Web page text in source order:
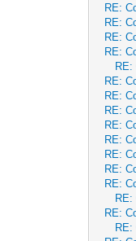
RE:
RE:
RE:
RE:
RE:
RE:
RE:
RE:
RE:
RE:
RE:
RE:
RE: